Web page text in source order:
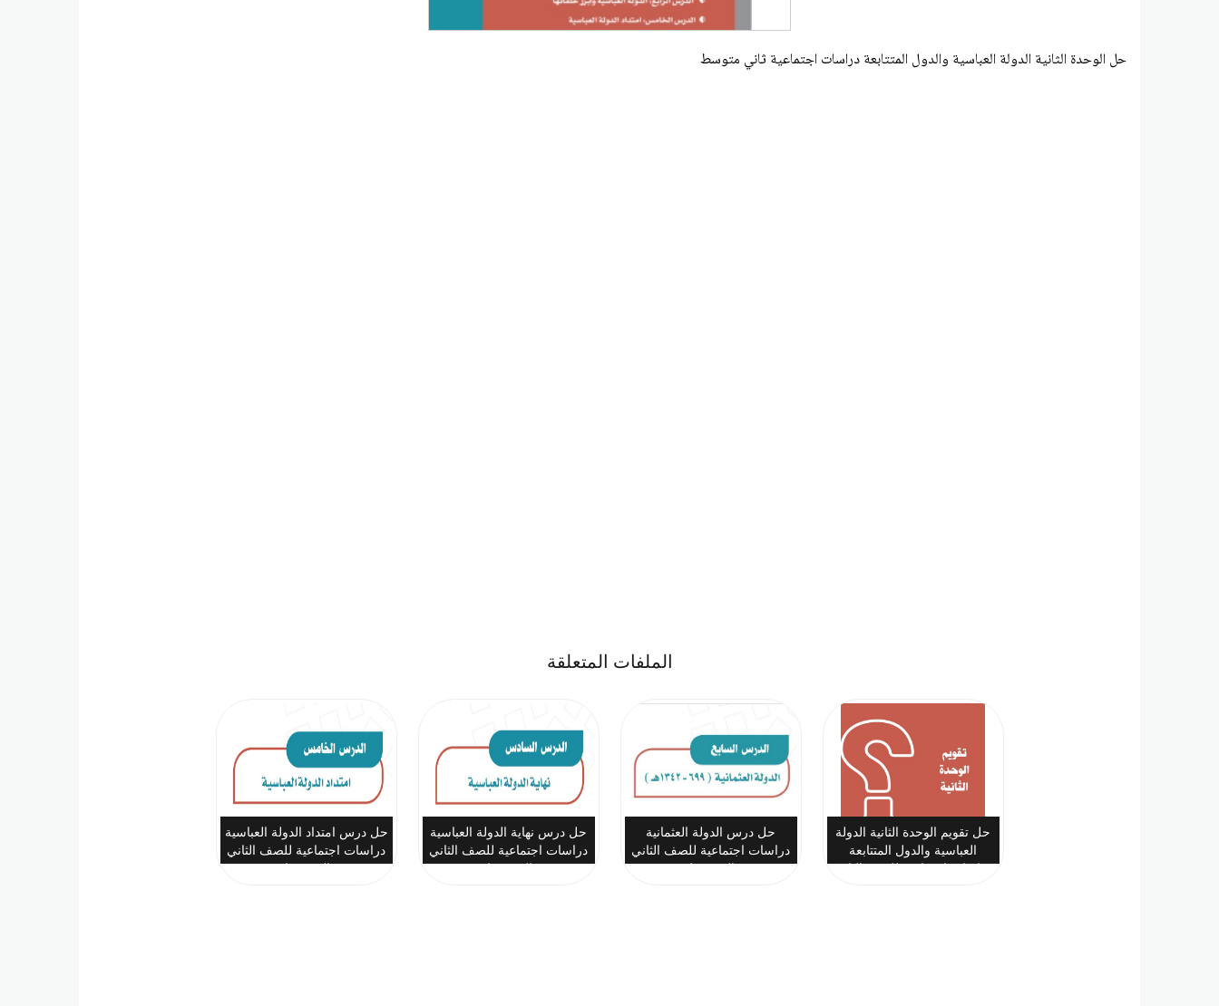
حل الوحدة الثانية الدولة العباسية والدول المتتابعة دراسات اجتماعية ثاني متوسط
الملفات المتعلقة
حل تقويم الوحدة الثانية الدولة
العباسية والدول المتتابعة
حل درس الدولة العثمانية
دراسات اجتماعية للصف الثاني
حل درس نهاية الدولة العباسية
دراسات اجتماعية للصف الثاني
حل درس امتداد الدولة العباسية
دراسات اجتماعية للصف الثاني